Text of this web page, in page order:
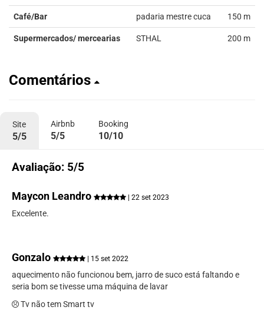
Café/Bar padaria mestre cuca 150 m
Supermercados/ mercearias STHAL 200 m
Comentários
Site
5/5
Airbnb
5/5
Booking
10/10
Avaliação: 5/5
Maycon Leandro | 22 set 2023
Excelente.
Gonzalo | 15 set 2022
aquecimento não funcionou bem, jarro de suco está faltando e
seria bom se tivesse uma máquina de lavar
Tv não tem Smart tv